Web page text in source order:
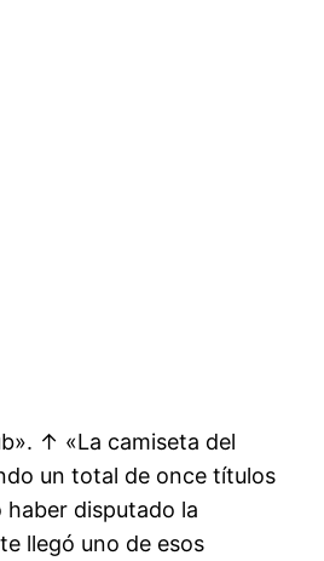
↑ «La camiseta del
un total de once títulos
disputado la
llegó uno de esos